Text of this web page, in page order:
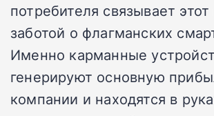
потребителя связывает
заботой о флагманских
Именно карманные
генерируют основную
компании и находятся в